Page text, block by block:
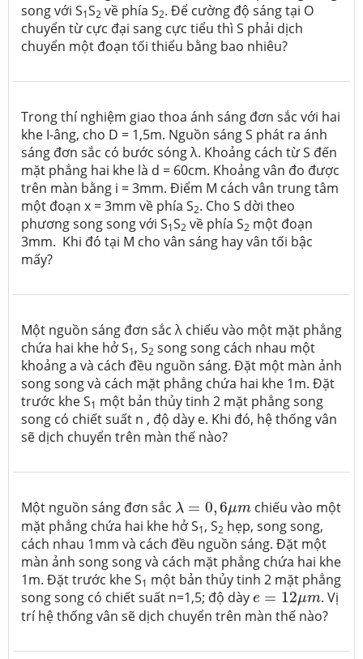
song với S1S2 về phía S2. Để cường độ sáng tại O
chuyển từ cực đại sang cực tiểu thì S phải dịch
chuyển một đoạn tối thiểu bằng bao nhiêu?
Trong thí nghiệm giao thoa ánh sáng đơn sắc với hai
khe I-âng, cho D = 1,5m. Nguồn sáng S phát ra ánh
sáng đơn sắc có bước sóng λ. Khoảng cách từ S đến
mặt phẳng hai khe là d = 60cm. Khoảng vân đo được
trên màn bằng i = 3mm. Điểm M cách vân trung tâm
một đoạn x = 3mm về phía S2. Cho S dời theo
phương song song với S1S2 về phía S2 một đoạn
3mm. Khi đó tại M cho vân sáng hay vân tối bậc
mấy?
Một nguồn sáng đơn sắc λ chiếu vào một mặt phẳng
chứa hai khe hở S­1, S2 song song cách nhau một
khoảng a và cách đều nguồn sáng. Đặt một màn ảnh
song song và cách mặt phẳng chứa hai khe 1m. Đặt
trước khe S1 một bản thủy tinh 2 mặt phẳng song
song có chiết suất n , độ dày e. Khi đó, hệ thống vân
sẽ dịch chuyển trên màn thế nào?
Một nguồn sáng đơn sắc λ = 0,6μm
λ 6 μm
chiếu vào một
mặt phẳng chứa hai khe hở S1, S2 hẹp, song song,
cách nhau 1mm và cách đều nguồn sáng. Đặt một
màn ảnh song song và cách mặt phẳng chứa hai khe
1m. Đặt trước khe S1 một bản thủy tinh 2 mặt phẳng
song song có chiết suất n=1,5; độ dày e = 12μm
e=12μm . Vị
trí hệ thống vân sẽ dịch chuyển trên màn thế nào?